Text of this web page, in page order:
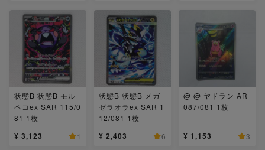
状態B 状態B モル
ペコex SAR 115/0
81 1枚
¥ 3,123 1
状態B 状態B メガ
ゼラオラex SAR 1
12/081 1枚
¥ 2,403 6
@ @ ヤドラン AR
087/081 1枚
¥ 1,153 3